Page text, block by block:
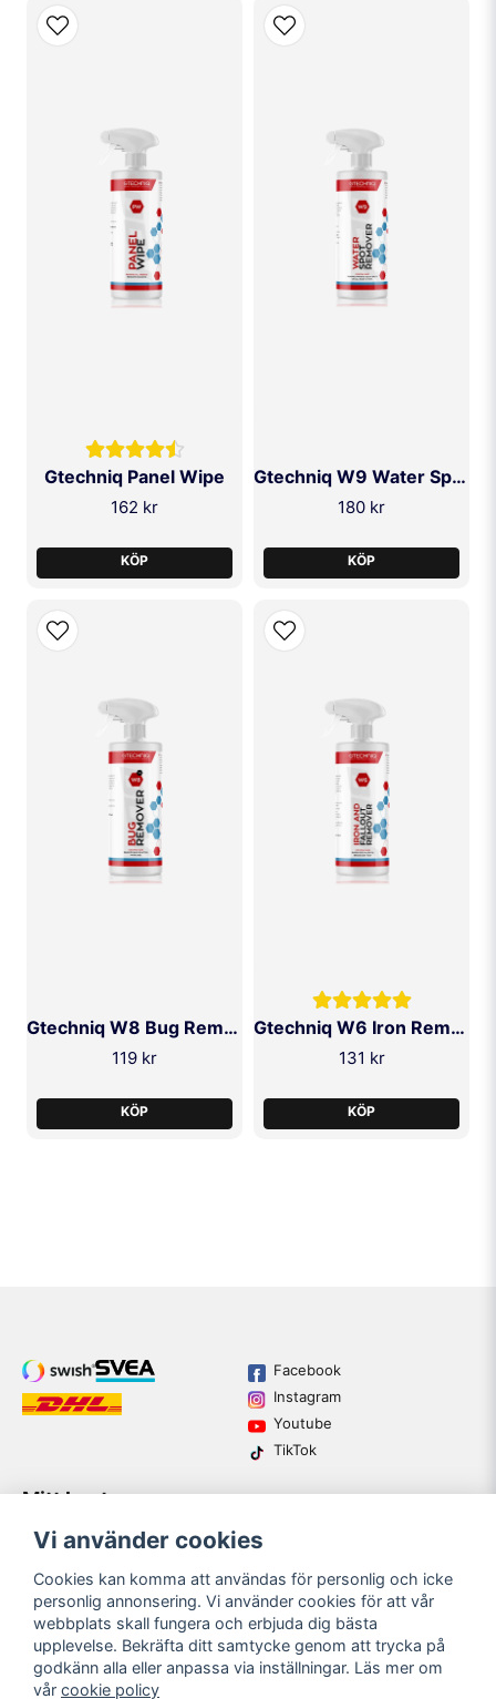
email
Mejladress
Gtechniq Panel Wipe
162 kr
KÖP
Gtechniq W9 Water Spot Remover
180 kr
KÖP
Gtechniq W8 Bug Remover
119 kr
KÖP
Gtechniq W6 Iron Removing Wheel & Paint Cleaner
131 kr
KÖP
Facebook
Instagram
Youtube
TikTok
Mitt konto
Logga in
Glömt lösenord?
Kundtjänst
Guider
email
Mejladress
Vi använder cookies
Cookies kan komma att användas för personlig och icke
personlig annonsering. Vi använder cookies för att vår
webbplats skall fungera och erbjuda dig bästa
upplevelse. Bekräfta ditt samtycke genom att trycka på
godkänn alla eller anpassa via inställningar. Läs mer om
vår cookie policy